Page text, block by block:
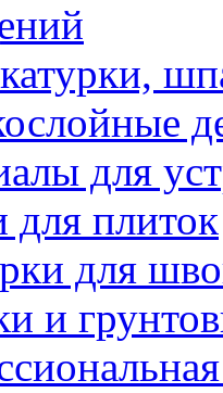
для
для плиток
для
и